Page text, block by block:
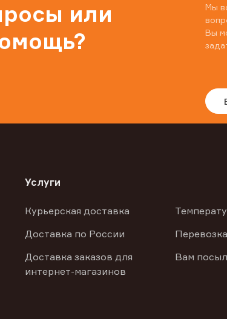
или
Мы
Вы
Услуги
Курьерская доставка
Доставка по России
Доставка заказов для
интернет-магазинов
Вам